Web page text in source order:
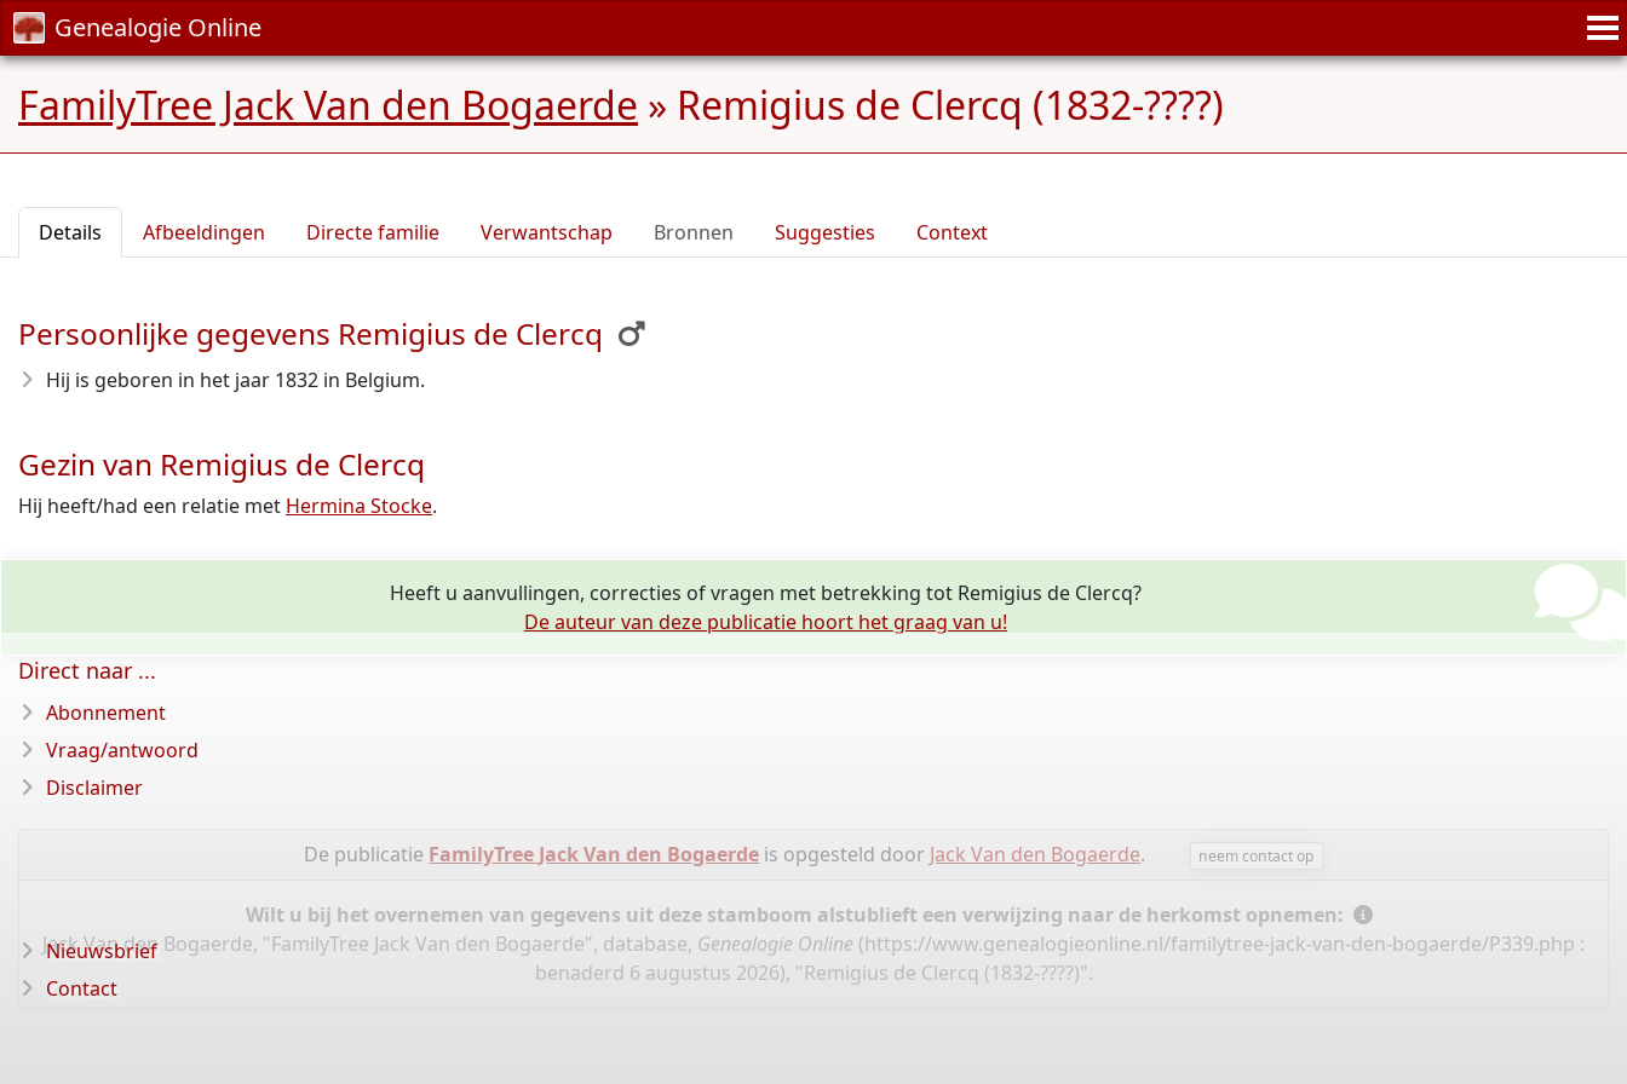
Genealogie Online
FamilyTree Jack Van den Bogaerde » Remigius de Clercq (1832-????)
Details Afbeeldingen Directe familie Verwantschap Bronnen Suggesties Context
Persoonlijke gegevens Remigius de Clercq
Hij is geboren in het jaar 1832 in Belgium.
Gezin van Remigius de Clercq
Hij heeft/had een relatie met Hermina Stocke.
Heeft u aanvullingen, correcties of vragen met betrekking tot Remigius de Clercq?
De auteur van deze publicatie hoort het graag van u!
De publicatie FamilyTree Jack Van den Bogaerde is opgesteld door Jack Van den Bogaerde. neem contact op
Wilt u bij het overnemen van gegevens uit deze stamboom alstublieft een verwijzing naar de herkomst opnemen:
Jack Van den Bogaerde, "FamilyTree Jack Van den Bogaerde", database, Genealogie Online (https://www.genealogieonline.nl/familytree-jack-van-den-bogaerde/P339.php :
benaderd 6 augustus 2026), "Remigius de Clercq (1832-????)".
Direct naar ...
Abonnement
Vraag/antwoord
Disclaimer
Nieuwsbrief
Contact